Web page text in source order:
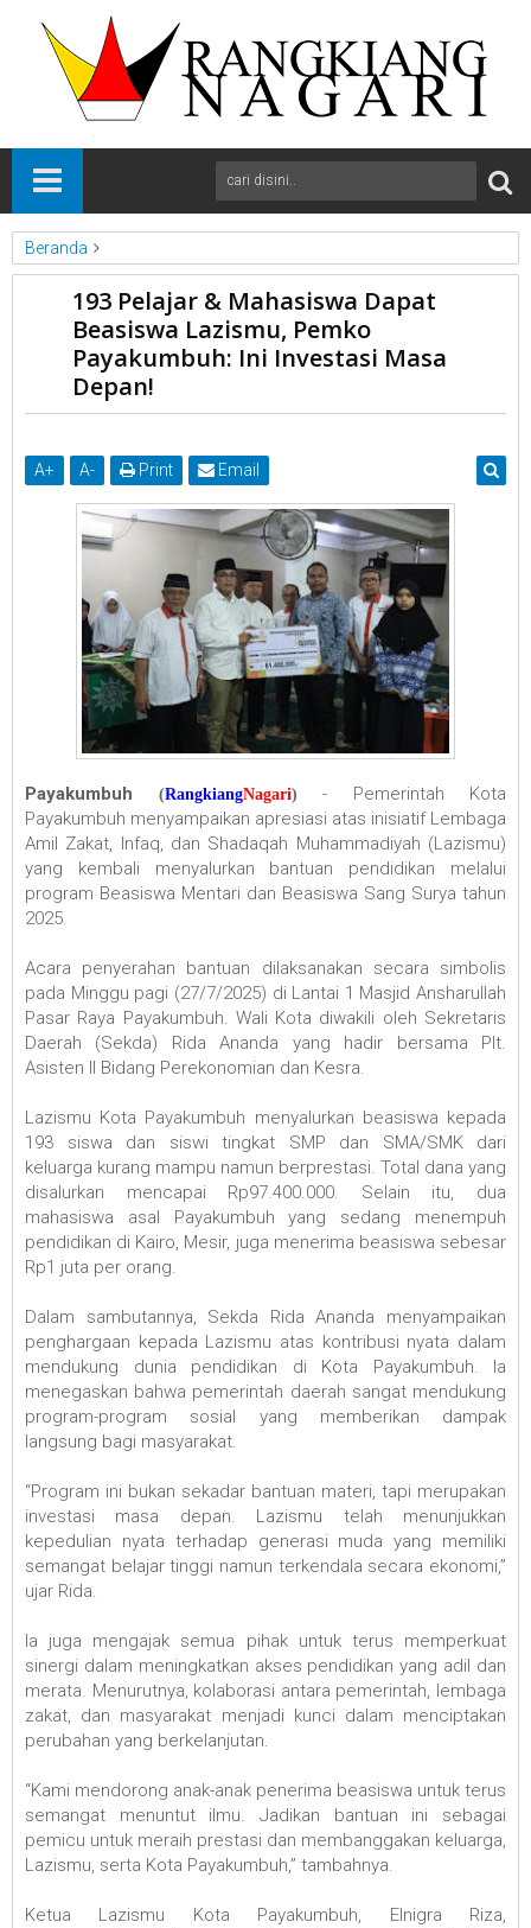
Beranda
News
Payakumbuh
Sumbar
193 Pelajar & Mahasiswa Dapat Beasiswa Lazismu, Pemko
Payakumbuh: Ini Investasi Masa Depan!
193 Pelajar & Mahasiswa Dapat
Beasiswa Lazismu, Pemko
Payakumbuh: Ini Investasi Masa
Depan!
A+ A- Print Email
Payakumbuh (RangkiangNagari) - Pemerintah Kota
Payakumbuh menyampaikan apresiasi atas inisiatif Lembaga
Amil Zakat, Infaq, dan Shadaqah Muhammadiyah (Lazismu)
yang kembali menyalurkan bantuan pendidikan melalui
program Beasiswa Mentari dan Beasiswa Sang Surya tahun
2025.
Acara penyerahan bantuan dilaksanakan secara simbolis
pada Minggu pagi (27/7/2025) di Lantai 1 Masjid Ansharullah
Pasar Raya Payakumbuh. Wali Kota diwakili oleh Sekretaris
Daerah (Sekda) Rida Ananda yang hadir bersama Plt.
Asisten II Bidang Perekonomian dan Kesra.
Lazismu Kota Payakumbuh menyalurkan beasiswa kepada
193 siswa dan siswi tingkat SMP dan SMA/SMK dari
keluarga kurang mampu namun berprestasi. Total dana yang
disalurkan mencapai Rp97.400.000. Selain itu, dua
mahasiswa asal Payakumbuh yang sedang menempuh
pendidikan di Kairo, Mesir, juga menerima beasiswa sebesar
Rp1 juta per orang.
Dalam sambutannya, Sekda Rida Ananda menyampaikan
penghargaan kepada Lazismu atas kontribusi nyata dalam
mendukung dunia pendidikan di Kota Payakumbuh. Ia
menegaskan bahwa pemerintah daerah sangat mendukung
program-program sosial yang memberikan dampak
langsung bagi masyarakat.
“Program ini bukan sekadar bantuan materi, tapi merupakan
investasi masa depan. Lazismu telah menunjukkan
kepedulian nyata terhadap generasi muda yang memiliki
semangat belajar tinggi namun terkendala secara ekonomi,”
ujar Rida.
Ia juga mengajak semua pihak untuk terus memperkuat
sinergi dalam meningkatkan akses pendidikan yang adil dan
merata. Menurutnya, kolaborasi antara pemerintah, lembaga
zakat, dan masyarakat menjadi kunci dalam menciptakan
perubahan yang berkelanjutan.
“Kami mendorong anak-anak penerima beasiswa untuk terus
semangat menuntut ilmu. Jadikan bantuan ini sebagai
pemicu untuk meraih prestasi dan membanggakan keluarga,
Lazismu, serta Kota Payakumbuh,” tambahnya.
Ketua Lazismu Kota Payakumbuh, Elnigra Riza,